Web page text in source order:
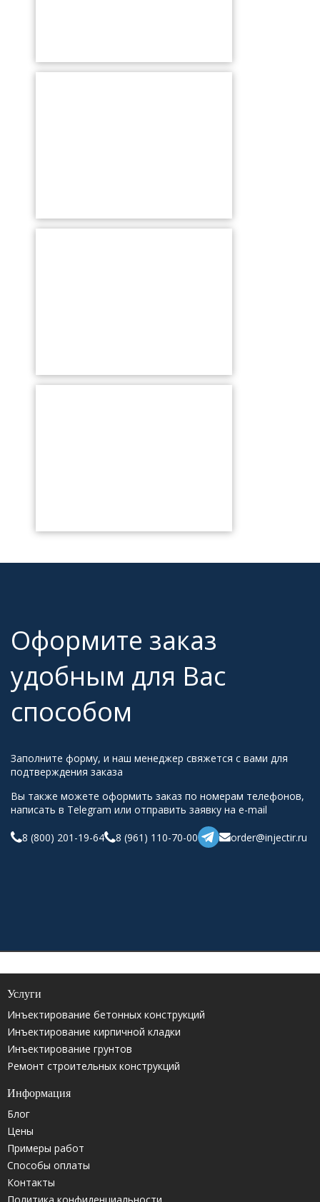
Оформите заказ
удобным для Вас
способом
Заполните форму, и наш менеджер свяжется с вами для
подтверждения заказа
Вы также можете оформить заказ по номерам телефонов,
написать в Telegram или отправить заявку на e-mail
8 (800) 201-19-64 8 (961) 110-70-00 order@injectir.ru
Услуги
Инъектирование бетонных конструкций
Инъектирование кирпичной кладки
Инъектирование грунтов
Ремонт строительных конструкций
Информация
Блог
Цены
Примеры работ
Способы оплаты
Контакты